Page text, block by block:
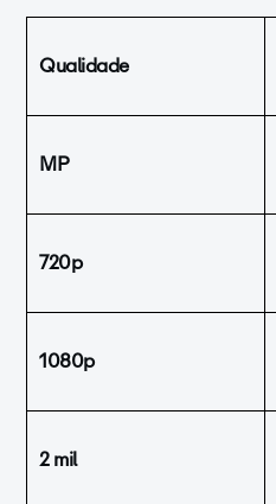
Qualidade
MP
720p
1080p
2 mil